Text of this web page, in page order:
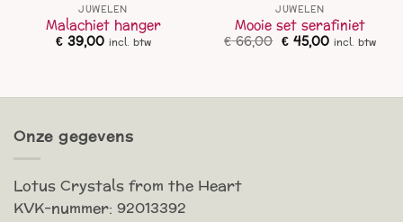
JUWELEN
Malachiet hanger
€39,00 incl. btw
JUWELEN
Mooie set serafiniet
€66,00 Oorspronkelijke
prijs
€45,00Huidige
prijs
incl. btw
Onze gegevens
Lotus Crystals from the Heart
KVK-nummer: 92013392